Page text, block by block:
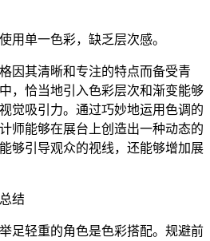
用单一色彩，缺乏层次感。
因其清晰和专注的特点而备受青
，恰当地引入色彩层次和渐变能够
觉吸引力。通过巧妙地运用色调的
师能够在展台上创造出一种动态的
够引导观众的视线，还能够增加展
结
足轻重的角色是色彩搭配。规避前